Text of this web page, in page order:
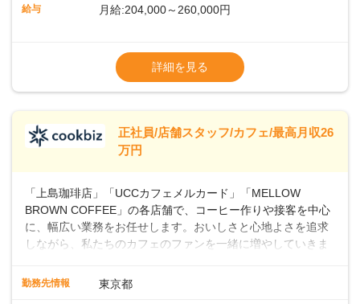
ッフとして経験を積んだ後、店長を目指してみませんか。売
よ♪あなたも、無理なくステップアップできる環境で、少しず
つ成長していきませんか？
給与 月給:204,000～260,000円
ます・東日本エリア：月給21万4000～27万
※経験・スキルを考慮の上、決定します。
※別途、残業代および各種手当あり
※試用期間なし
■店長職： ・西日本／月給26万7500円
万円＋賞与(年3回)・店長職：年収410万円／
詳細を見る
正社員/店舗スタッフ/カフェ/最高月収26
万円
「上島珈琲店」「UCCカフェメルカード」「MELLOW
BROWN COFFEE」の各店舗で、コーヒー作りや接客を中心
に、幅広い業務をお任せします。おいしさと心地よさを追求
しながら、私たちのカフェのファンを一緒に増やしていきま
クの作成お客様のご案内、レジ対応軽食メニューの調理店内
勤務先情報 東京都